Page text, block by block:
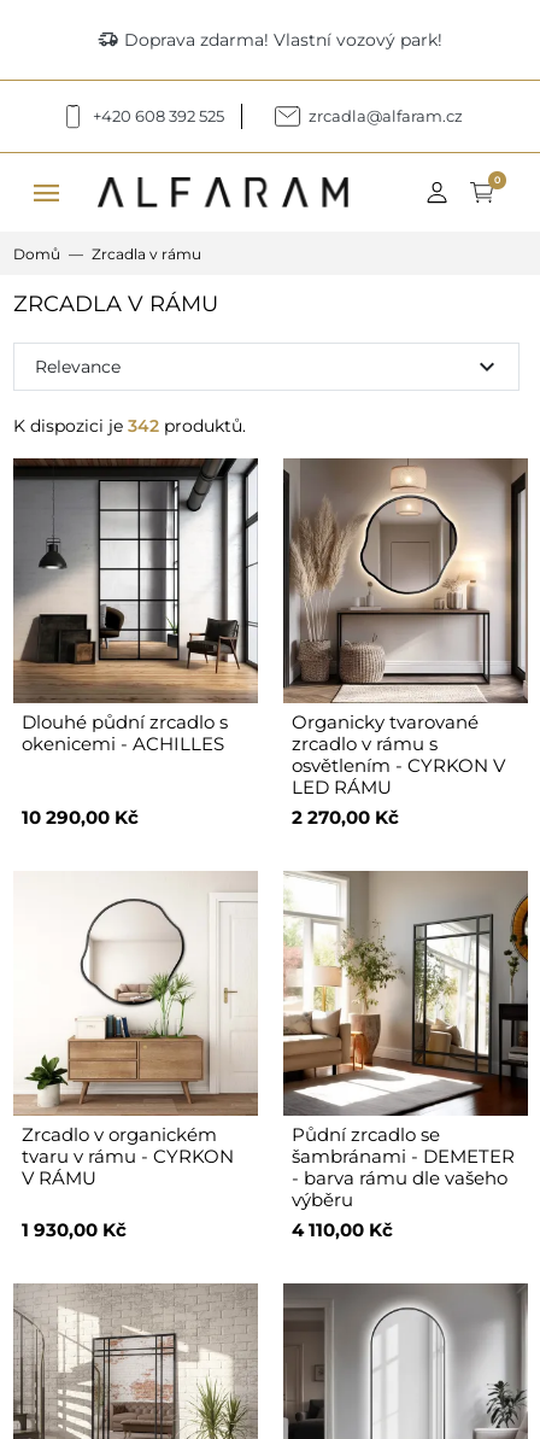
delivery_truck_speed Doprava zdarma! Vlastní vozový park!
+420 608 392 525 zrcadla@alfaram.cz
menu 0
Domů Zrcadla v rámu
ZRCADLA V RÁMU
K dispozici je 342produktů.
Relevance expand_more
Dlouhé půdní zrcadlo s
okenicemi - ACHILLES
10 290,00 Kč
Organicky tvarované
zrcadlo v rámu s
osvětlením - CYRKON V
LED RÁMU
2 270,00 Kč
Zrcadlo v organickém
tvaru v rámu - CYRKON
V RÁMU
1 930,00 Kč
Půdní zrcadlo se
šambránami - DEMETER
- barva rámu dle vašeho
výběru
4 110,00 Kč